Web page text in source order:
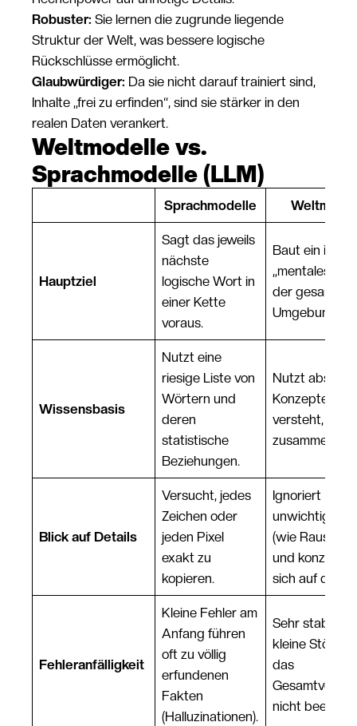
Robuster: Sie lernen die zugrunde liegende
Struktur der Welt, was bessere logische
Rückschlüsse ermöglicht.
Glaubwürdiger: Da sie nicht darauf trainiert sind,
Inhalte „frei zu erfinden“, sind sie stärker in den
realen Daten verankert.
Weltmodelle vs.
Sprachmodelle (LLM)
Sprachmodelle
Hauptziel
Sagt das jeweils
nächste
logische Wort in
einer Kette
voraus.
Baut ein
„mentales
der gesamten
Umgebung
Wissensbasis
Nutzt eine
riesige Liste von
Wörtern und
deren
statistische
Beziehungen.
Nutzt
Konzepte und
versteht, wie
Blick auf Details
Versucht, jedes
Zeichen oder
jeden Pixel
exakt zu
kopieren.
Ignoriert
unwichtige
(wie
und
sich auf den
Fehleranfälligkeit
Kleine Fehler am
Anfang führen
oft zu völlig
erfundenen
Fakten
(Halluzinationen).
Sehr stabil, da
kleine
das
nicht